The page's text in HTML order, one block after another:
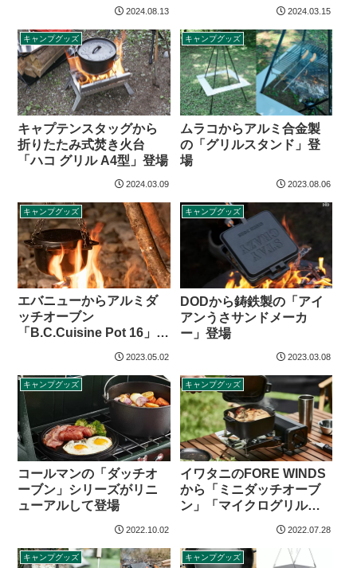
2024.08.13 2024.03.15
キャンプグッズ
キャプテンスタッグから
折りたたみ式焚き火台
「ハコ グリル A4型」登場
2024.03.09
キャンプグッズ
ムラコからアルミ合金製
の「グリルスタンド」登
場
2023.08.06
キャンプグッズ
エバニューからアルミダ
ッチオーブン
「B.C.Cuisine Pot 16」登
2023.05.02
キャンプグッズ
DODから鋳鉄製の「アイ
アンうさサンドメーカ
ー」登場
2023.03.08
キャンプグッズ
コールマンの「ダッチオ
ーブン」シリーズがリニ
ューアルして登場
2022.10.02
キャンプグッズ
イワタニのFORE WINDS
から「ミニダッチオーブ
ン」「マイクログリルプ
2022.07.28
キャンプグッズ キャンプグッズ